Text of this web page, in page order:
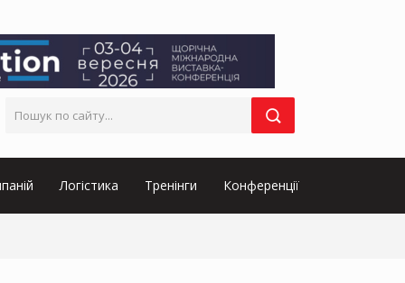
Логістика Тренінги Конференції